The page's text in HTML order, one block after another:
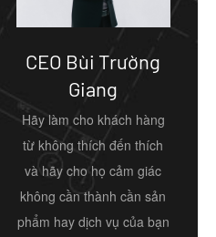
CEO Bùi Trường
Giang
Hãy làm cho khách hàng
từ không thích đến thích
và hãy cho họ cảm giác
không cần thành cần sản
phẩm hay dịch vụ của bạn